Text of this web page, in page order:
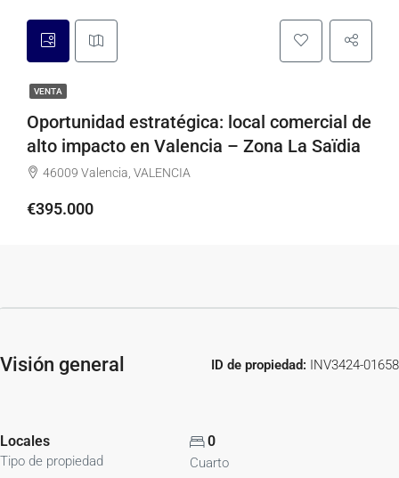
VENTA
Oportunidad estratégica: local comercial de
alto impacto en Valencia – Zona La Saïdia
46009 Valencia, VALENCIA
€395.000
Visión general ID de propiedad: INV3424-01658
Locales
Tipo de propiedad
0
Cuarto